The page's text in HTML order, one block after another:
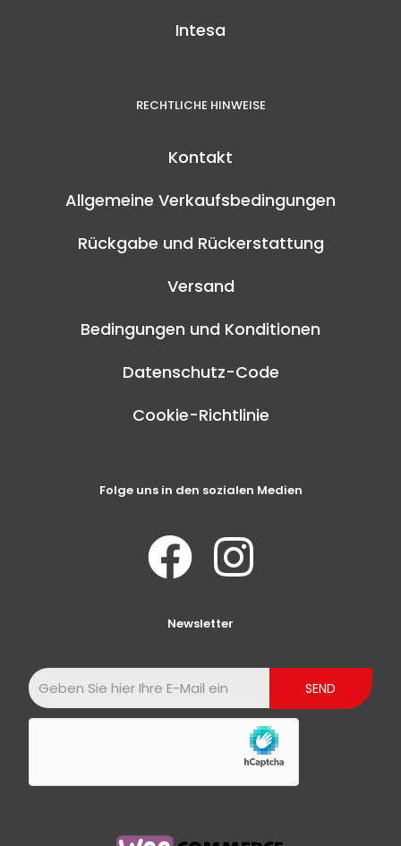
Intesa
RECHTLICHE HINWEISE
Kontakt
Allgemeine Verkaufsbedingungen
Rückgabe und Rückerstattung
Versand
Bedingungen und Konditionen
Datenschutz-Code
Cookie-Richtlinie
Folge uns in den sozialen Medien
Newsletter